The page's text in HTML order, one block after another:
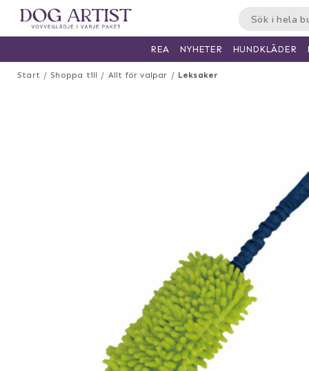
Start Shoppa till Allt för valpar Leksaker
REA NYHETER HUNDKLÄDER